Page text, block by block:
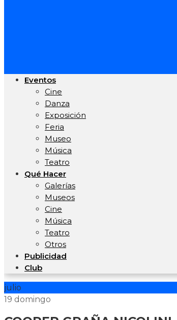
Eventos
Cine
Danza
Exposición
Feria
Museo
Música
Teatro
Qué Hacer
Galerías
Museos
Cine
Música
Teatro
Otros
Publicidad
Club
julio
19 domingo